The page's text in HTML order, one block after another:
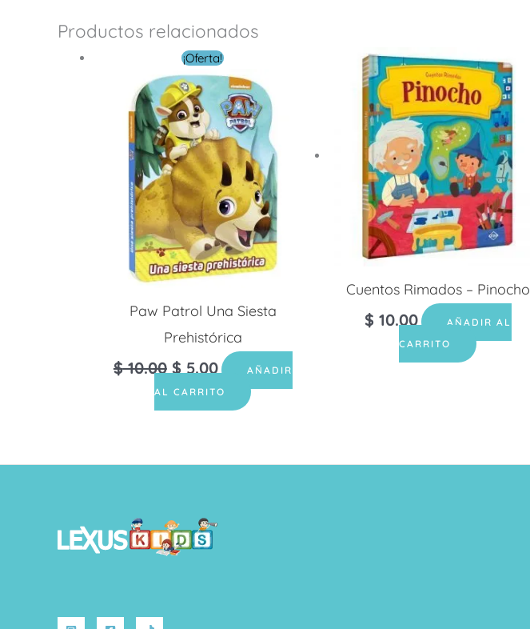
Productos relacionados
¡Oferta!
Paw Patrol Una Siesta
Prehistórica
$10.00
El
precio
original
era:
$ 10.00.
$ 5.00
El
precio
actual
es:
$ 5.00.
AÑADIR
AL CARRITO
Cuentos Rimados – Pinocho
$ 10.00
AÑADIR AL
CARRITO